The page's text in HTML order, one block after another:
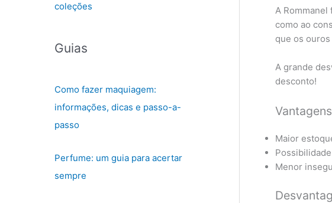
coleções
Guias
Como fazer maquiagem:
informações, dicas e passo-a-
passo
Perfume: um guia para acertar
sempre
A
como ao
que os
A grande
desconto!
Maior
Menor